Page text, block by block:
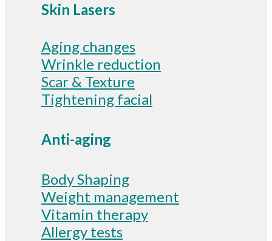
Skin Lasers
Aging changes
Wrinkle reduction
Scar & Texture
Tightening facial
Anti-aging
Body Shaping
Weight management
Vitamin therapy
Allergy tests